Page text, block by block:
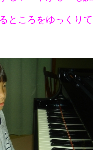
ところをゆっくり